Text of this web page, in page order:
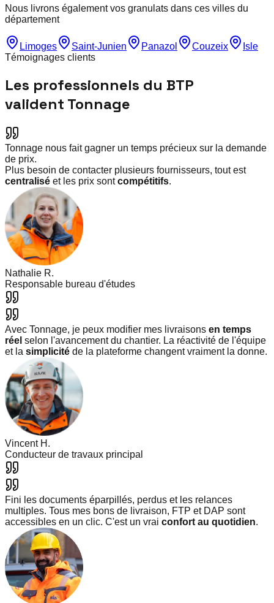
Nous livrons également vos granulats dans ces villes du
département
Limoges Saint-Junien Panazol Couzeix
Isle
Témoignages clients
Les professionnels du BTP
valident Tonnage
Tonnage nous fait gagner un temps précieux sur la demande
de prix.
Plus besoin de contacter plusieurs fournisseurs, tout est
centralisé et les prix sontcompétitifs.
Nathalie R.
Responsable bureau d'études
Avec Tonnage, je peux modifier mes livraisons en temps
réel selon l'avancement du chantier. La réactivité de l'équipe
et la simplicité de la plateforme changent vraiment la donne.
Vincent H.
Conducteur de travaux principal
Fini les documents éparpillés, perdus et les relances
multiples. Tous mes bons de livraison, FTP et DAP sont
accessibles en un clic. C'est un vrai confort au quotidien.